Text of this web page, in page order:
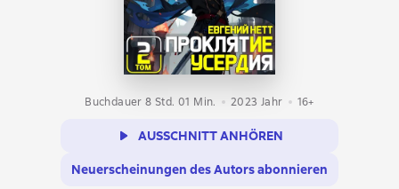
Buchdauer 8 Std. 01 Min. 2023 Jahr 16+
AUSSCHNITT ANHÖREN
Neuerscheinungen des Autors abonnieren